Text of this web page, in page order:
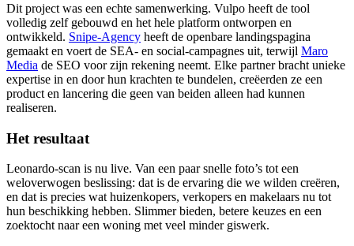
Dit project was een echte samenwerking. Vulpo heeft de tool
volledig zelf gebouwd en het hele platform ontworpen en
ontwikkeld. Snipe-Agency heeft de openbare landingspagina
gemaakt en voert de SEA- en social-campagnes uit, terwijl Maro
Media de SEO voor zijn rekening neemt. Elke partner bracht unieke
expertise in en door hun krachten te bundelen, creëerden ze een
product en lancering die geen van beiden alleen had kunnen
realiseren.
Het resultaat
Leonardo-scan is nu live. Van een paar snelle foto’s tot een
weloverwogen beslissing: dat is de ervaring die we wilden creëren,
en dat is precies wat huizenkopers, verkopers en makelaars nu tot
hun beschikking hebben. Slimmer bieden, betere keuzes en een
zoektocht naar een woning met veel minder giswerk.